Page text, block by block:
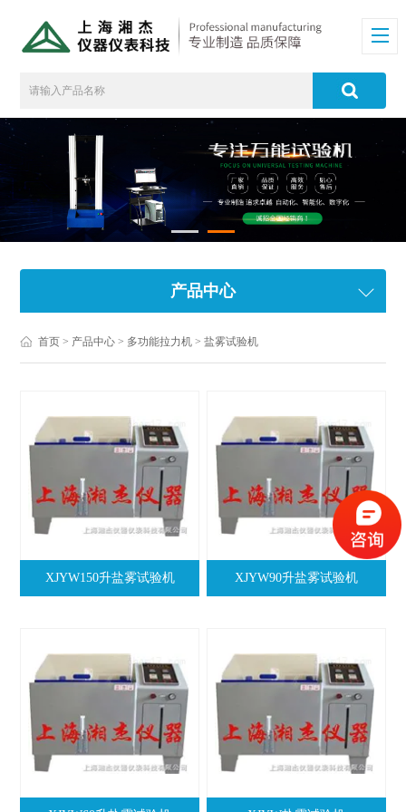
产品中心
首页 > 产品中心 > 多功能拉力机 >盐雾试验机
XJYW150升盐雾试验机 XJYW90升盐雾试验机